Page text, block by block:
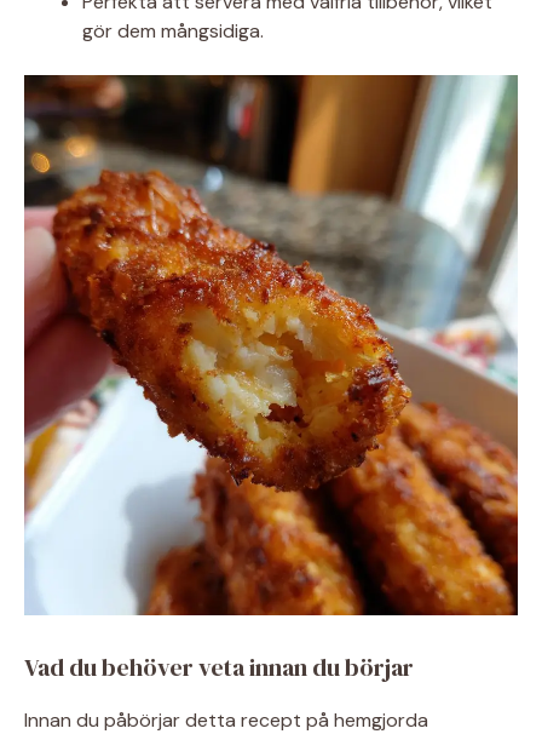
gör dem mångsidiga.
Vad du behöver veta innan du börjar
Innan du påbörjar detta recept på hemgjorda